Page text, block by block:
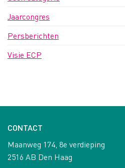
Jaarcongres
Persberichten
Visie ECP
CONTACT
Maanweg 174, 8e verdieping
2516 AB Den Haag